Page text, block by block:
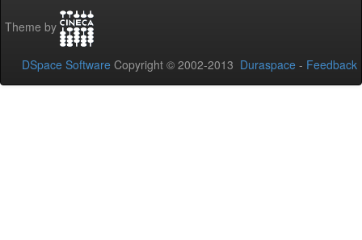
Theme by
DSpace Software Copyright © 2002-2013 Duraspace - Feedback